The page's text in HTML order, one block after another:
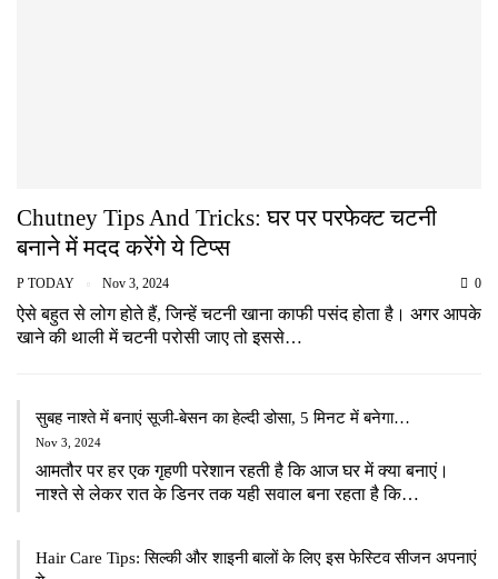
Chutney Tips And Tricks: घर पर परफेक्ट चटनी
बनाने में मदद करेंगे ये टिप्स
P TODAY Nov 3, 2024 0
ऐसे बहुत से लोग होते हैं, जिन्हें चटनी खाना काफी पसंद होता है। अगर आपके
खाने की थाली में चटनी परोसी जाए तो इससे…
सुबह नाश्ते में बनाएं सूजी-बेसन का हेल्दी डोसा, 5 मिनट में बनेगा…
Nov 3, 2024
आमतौर पर हर एक गृहणी परेशान रहती है कि आज घर में क्या बनाएं।
नाश्ते से लेकर रात के डिनर तक यही सवाल बना रहता है कि…
Hair Care Tips: सिल्की और शाइनी बालों के लिए इस फेस्टिव सीजन अपनाएं